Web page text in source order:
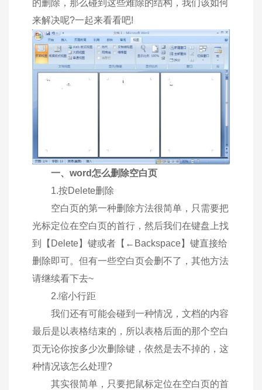
的删除，那么碰到这些难除的结构，我们该如何
来解决呢?一起来看看吧!
一、word怎么删除空白页
1.按Delete删除
空白页的第一种删除方法很简单，只需要把
光标定位在空白页的首行，然后我们在键盘上找
到【Delete】键或者【←Backspace】键直接给
删除即可。但有一些空白页会删不了，其他方法
请继续看下去~
2.缩小行距
我们还有可能会碰到一种情况，文档的内容
最后是以表格结束的，所以表格后面的那个空白
页无论你按多少次删除键，依然是去不掉的，这
种情况该怎么处理?
其实很简单，只要把鼠标定位在空白页的首